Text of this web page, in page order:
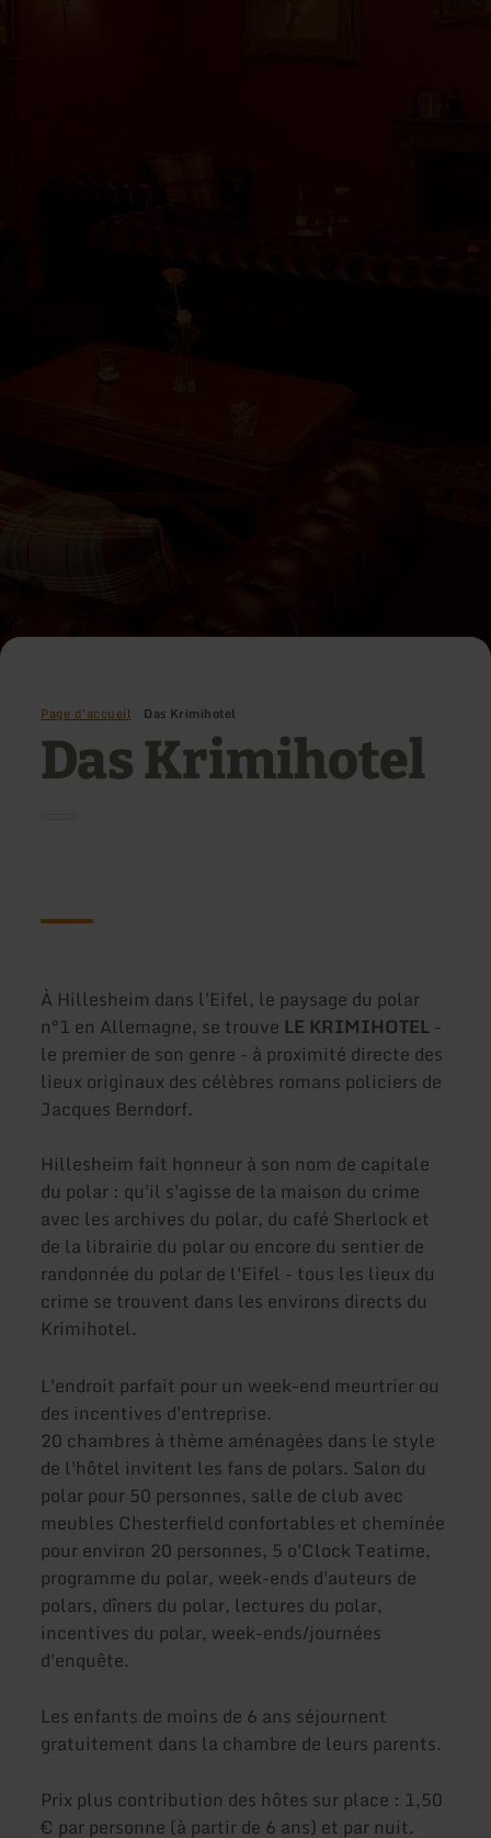
Page d'accueil Das Krimihotel
Das Krimihotel
À Hillesheim dans l'Eifel, le paysage du polar
n°1 en Allemagne, se trouve LE KRIMIHOTEL-
le premier de son genre - à proximité directe des
lieux originaux des célèbres romans policiers de
Jacques Berndorf.
Hillesheim fait honneur à son nom de capitale
du polar : qu'il s'agisse de la maison du crime
avec les archives du polar, du café Sherlock et
de la librairie du polar ou encore du sentier de
randonnée du polar de l'Eifel - tous les lieux du
crime se trouvent dans les environs directs du
Krimihotel.
L'endroit parfait pour un week-end meurtrier ou
des incentives d'entreprise.
20 chambres à thème aménagées dans le style
de l'hôtel invitent les fans de polars. Salon du
polar pour 50 personnes, salle de club avec
meubles Chesterfield confortables et cheminée
pour environ 20 personnes, 5 o'Clock Teatime,
programme du polar, week-ends d'auteurs de
polars, dîners du polar, lectures du polar,
incentives du polar, week-ends/journées
d'enquête.
Les enfants de moins de 6 ans séjournent
gratuitement dans la chambre de leurs parents.
Prix plus contribution des hôtes sur place : 1,50
€ par personne (à partir de 6 ans) et par nuit.